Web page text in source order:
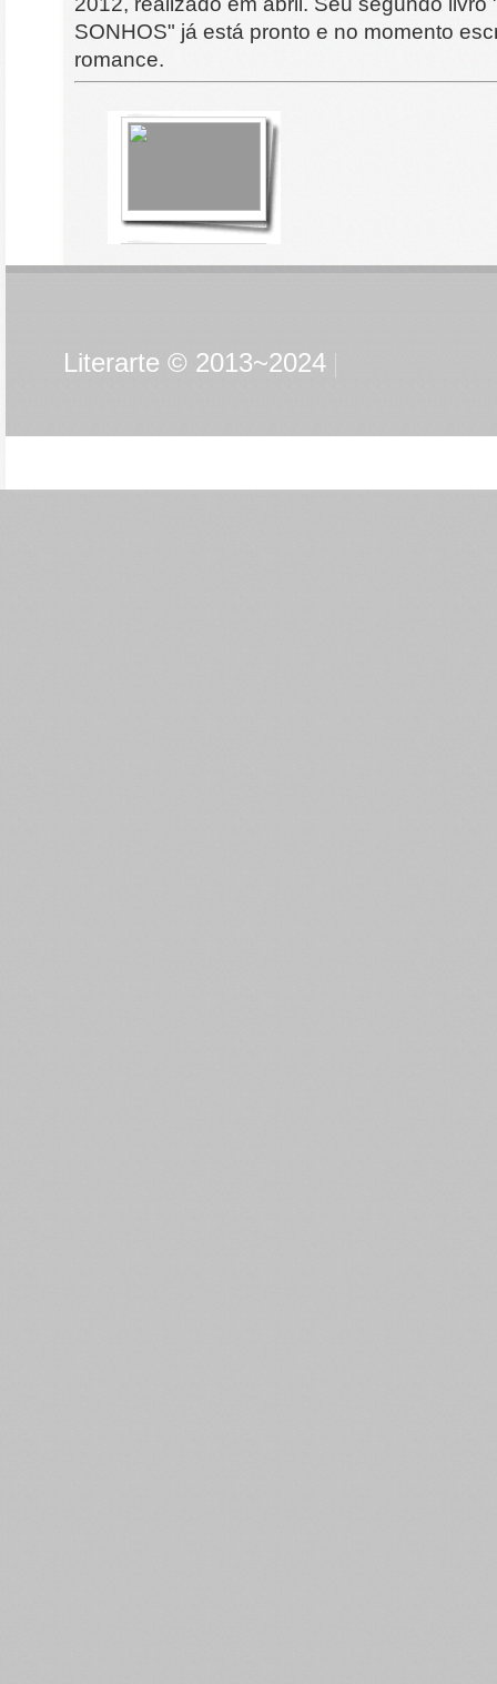
SONHOS" já está pronto e no momento
romance.
Literarte © 2013~2024